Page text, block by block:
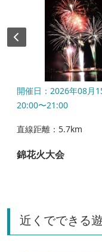
開催日：2026年08月
20:00〜21:00
直線距離：5.7km
錦花火大会
近くでできる